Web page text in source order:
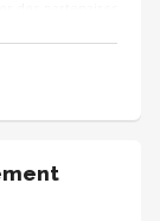
conviviale,
et sait gérer les